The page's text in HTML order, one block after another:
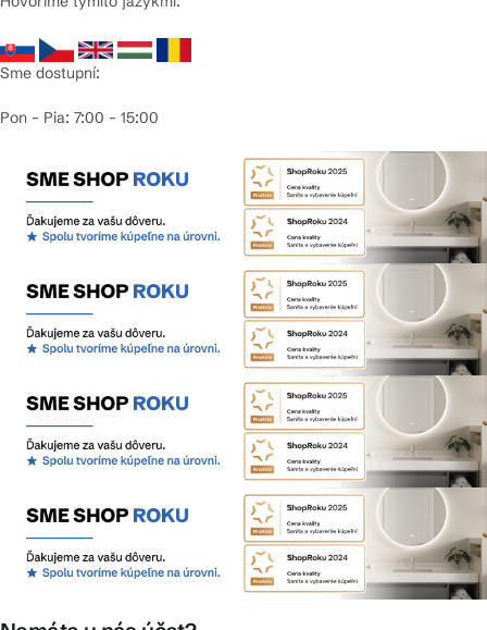
Sme dostupní:
Pon – Pia: 7:00 – 15:00